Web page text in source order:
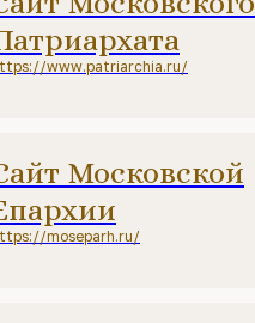
Московской
moseparh.ru/
www.patriarchia.ru/